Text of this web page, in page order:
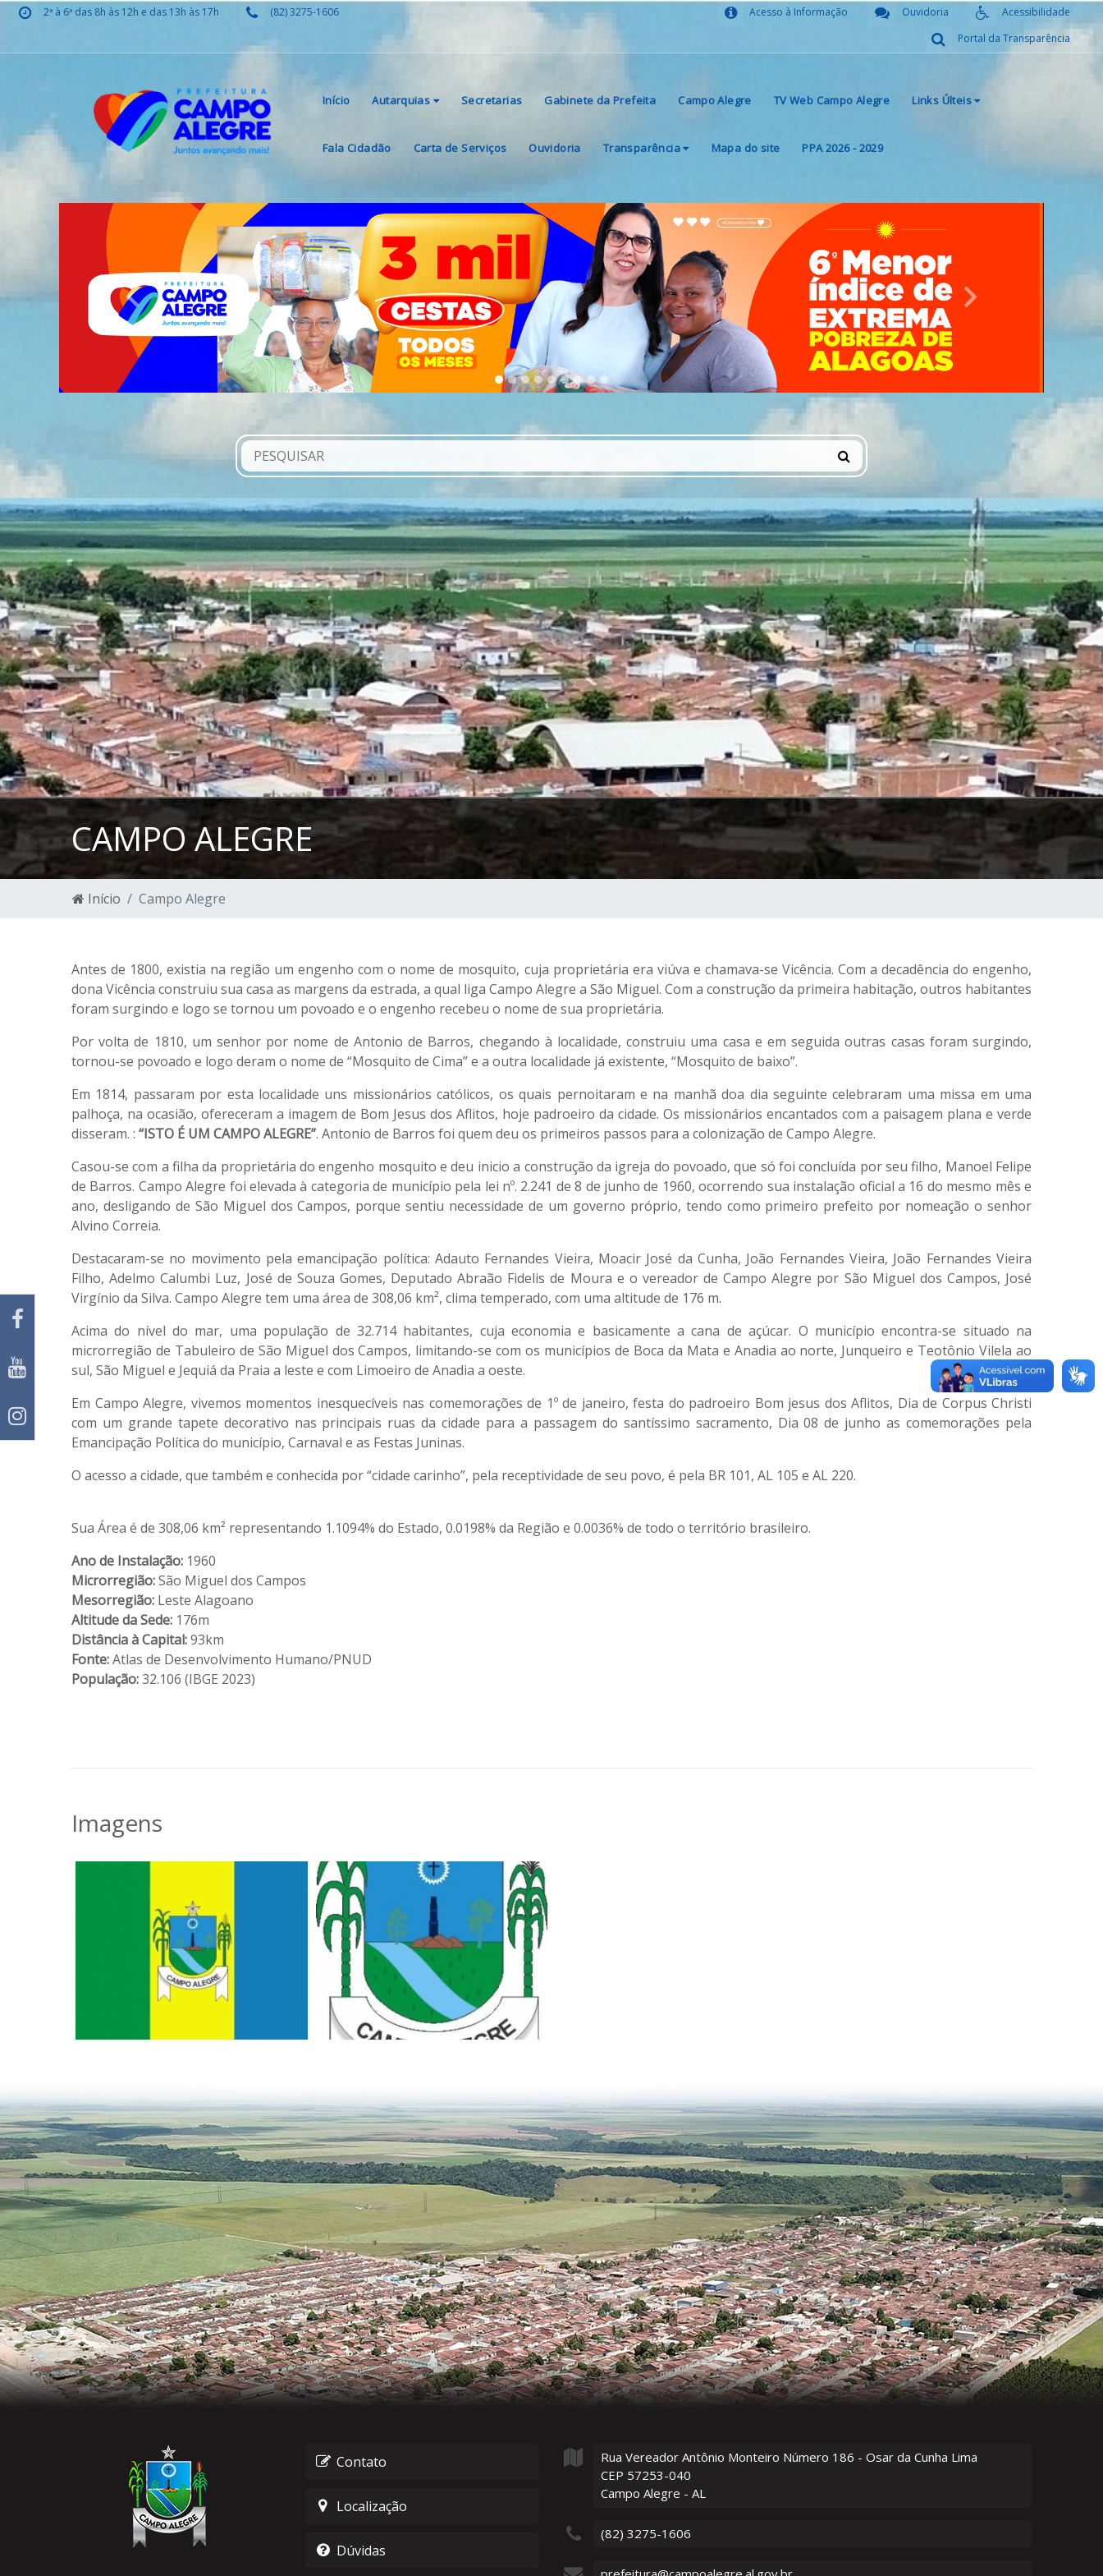
2ª à 6ª das 8h às 12h e das 13h às 17h (82) 3275-1606 Acessibilidade
Ouvidoria
Acesso à Informação
Portal da Transparência
Início Autarquias Secretarias Gabinete da Prefeita Campo Alegre TV Web Campo Alegre Links Últeis
Fala Cidadão Carta de Serviços Ouvidoria Transparência Mapa do site PPA 2026 - 2029
Previous Next
CAMPO ALEGRE
Início Campo Alegre
Antes de 1800, existia na região um engenho com o nome de mosquito, cuja proprietária era viúva e chamava-se Vicência. Com a decadência do engenho,
dona Vicência construiu sua casa as margens da estrada, a qual liga Campo Alegre a São Miguel. Com a construção da primeira habitação, outros habitantes
foram surgindo e logo se tornou um povoado e o engenho recebeu o nome de sua proprietária.
Por volta de 1810, um senhor por nome de Antonio de Barros, chegando à localidade, construiu uma casa e em seguida outras casas foram surgindo,
tornou-se povoado e logo deram o nome de “Mosquito de Cima” e a outra localidade já existente, “Mosquito de baixo”.
Em 1814, passaram por esta localidade uns missionários católicos, os quais pernoitaram e na manhã doa dia seguinte celebraram uma missa em uma
palhoça, na ocasião, ofereceram a imagem de Bom Jesus dos Aflitos, hoje padroeiro da cidade. Os missionários encantados com a paisagem plana e verde
disseram. : “ISTO É UM CAMPO ALEGRE”. Antonio de Barros foi quem deu os primeiros passos para a colonização de Campo Alegre.
Casou-se com a filha da proprietária do engenho mosquito e deu inicio a construção da igreja do povoado, que só foi concluída por seu filho, Manoel Felipe
de Barros. Campo Alegre foi elevada à categoria de município pela lei nº. 2.241 de 8 de junho de 1960, ocorrendo sua instalação oficial a 16 do mesmo mês e
ano, desligando de São Miguel dos Campos, porque sentiu necessidade de um governo próprio, tendo como primeiro prefeito por nomeação o senhor
Alvino Correia.
Destacaram-se no movimento pela emancipação política: Adauto Fernandes Vieira, Moacir José da Cunha, João Fernandes Vieira, João Fernandes Vieira
Filho, Adelmo Calumbi Luz, José de Souza Gomes, Deputado Abraão Fidelis de Moura e o vereador de Campo Alegre por São Miguel dos Campos, José
Virgínio da Silva. Campo Alegre tem uma área de 308,06 km², clima temperado, com uma altitude de 176 m.
Acima do nível do mar, uma população de 32.714 habitantes, cuja economia e basicamente a cana de açúcar. O município encontra-se situado na
microrregião de Tabuleiro de São Miguel dos Campos, limitando-se com os municípios de Boca da Mata e Anadia ao norte, Junqueiro e Teotônio Vilela ao
sul, São Miguel e Jequiá da Praia a leste e com Limoeiro de Anadia a oeste.
Em Campo Alegre, vivemos momentos inesquecíveis nas comemorações de 1º de janeiro, festa do padroeiro Bom jesus dos Aflitos, Dia de Corpus Christi
com um grande tapete decorativo nas principais ruas da cidade para a passagem do santíssimo sacramento, Dia 08 de junho as comemorações pela
Emancipação Política do município, Carnaval e as Festas Juninas.
O acesso a cidade, que também e conhecida por “cidade carinho”, pela receptividade de seu povo, é pela BR 101, AL 105 e AL 220.
Sua Área é de 308,06 km² representando 1.1094% do Estado, 0.0198% da Região e 0.0036% de todo o território brasileiro.
Ano de Instalação: 1960
Microrregião:São Miguel dos Campos
Mesorregião: Leste Alagoano
Altitude da Sede: 176m
Distância à Capital:93km
Fonte:Atlas de Desenvolvimento Humano/PNUD
População:32.106 (IBGE 2023)
Imagens
Contato
Localização
Dúvidas
Rua Vereador Antônio Monteiro Número 186 - Osar da Cunha Lima
CEP 57253-040
Campo Alegre - AL
(82) 3275-1606